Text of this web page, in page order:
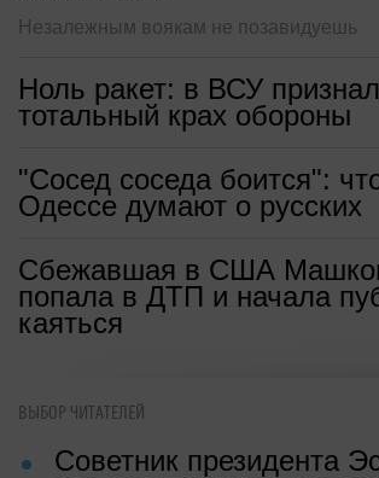
Незалежным воякам не позавидуешь
Ноль ракет: в ВСУ
тотальный крах обороны
"Сосед соседа боится":
Одессе думают о русских
Сбежавшая в США
попала в ДТП и начала
каяться
ВЫБОР ЧИТАТЕЛЕЙ
Советник президента